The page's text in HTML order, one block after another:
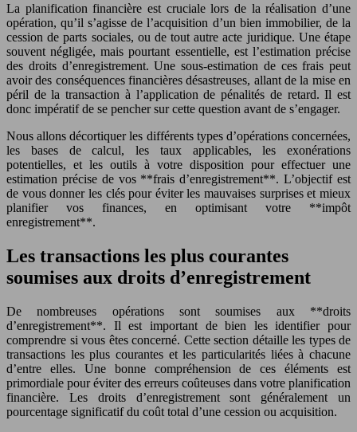
La planification financière est cruciale lors de la réalisation d’une
opération, qu’il s’agisse de l’acquisition d’un bien immobilier, de la
cession de parts sociales, ou de tout autre acte juridique. Une étape
souvent négligée, mais pourtant essentielle, est l’estimation précise
des droits d’enregistrement. Une sous-estimation de ces frais peut
avoir des conséquences financières désastreuses, allant de la mise en
péril de la transaction à l’application de pénalités de retard. Il est
donc impératif de se pencher sur cette question avant de s’engager.
Nous allons décortiquer les différents types d’opérations concernées,
les bases de calcul, les taux applicables, les exonérations
potentielles, et les outils à votre disposition pour effectuer une
estimation précise de vos **frais d’enregistrement**. L’objectif est
de vous donner les clés pour éviter les mauvaises surprises et mieux
planifier vos finances, en optimisant votre **impôt
enregistrement**.
Les transactions les plus courantes
soumises aux droits d’enregistrement
De nombreuses opérations sont soumises aux **droits
d’enregistrement**. Il est important de bien les identifier pour
comprendre si vous êtes concerné. Cette section détaille les types de
transactions les plus courantes et les particularités liées à chacune
d’entre elles. Une bonne compréhension de ces éléments est
primordiale pour éviter des erreurs coûteuses dans votre planification
financière. Les droits d’enregistrement sont généralement un
pourcentage significatif du coût total d’une cession ou acquisition.